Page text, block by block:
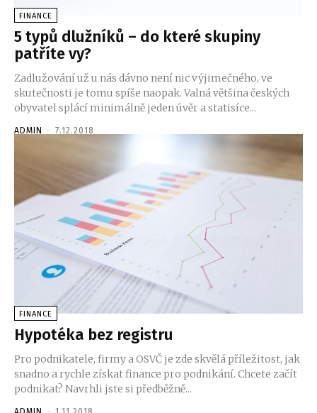
FINANCE
5 typů dlužníků – do které skupiny
patříte vy?
Zadlužování už u nás dávno není nic výjimečného, ve
skutečnosti je tomu spíše naopak. Valná většina českých
obyvatel splácí minimálně jeden úvěr a statisíce...
ADMIN - 7.12.2018
FINANCE
Hypotéka bez registru
Pro podnikatele, firmy a OSVČ je zde skvělá příležitost, jak
snadno a rychle získat finance pro podnikání. Chcete začít
podnikat? Navrhli jste si předběžně...